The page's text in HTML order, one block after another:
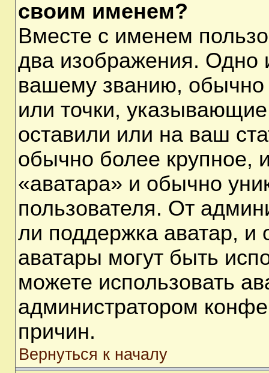
своим именем?
Вместе с именем
два изображения. Одно
вашему званию, обычно
или точки,
оставили или на ваш
обычно более крупное,
«аватара» и обычно
пользователя. От
ли поддержка аватар, и
аватары могут быть
можете использовать
администратором
причин.
Вернуться к началу